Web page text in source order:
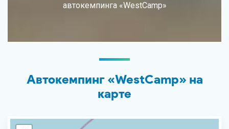
автокемпинга «WestCamp»
Автокемпинг «WestCamp» на
карте